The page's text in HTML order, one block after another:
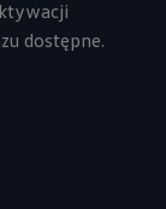
dostępne.